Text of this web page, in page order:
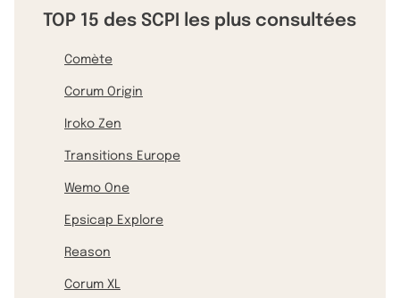
TOP 15 des SCPI les plus consultées
Comète
Corum Origin
Iroko Zen
Transitions Europe
Wemo One
Epsicap Explore
Reason
Corum XL